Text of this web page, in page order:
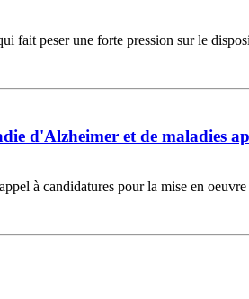
fait peser une forte pression sur le
d'Alzheimer et de maladies
à candidatures pour la mise en